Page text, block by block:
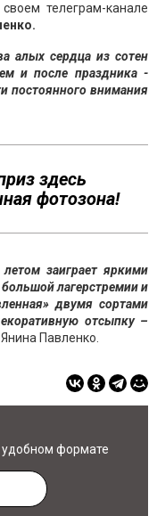
телеграм-канале
алых сердца из сотен
и после праздника -
постоянного внимания
здесь
фотозона!
заиграет яркими
лагерстремии и
двумя сортами
отсыпку –
Павленко.
формате